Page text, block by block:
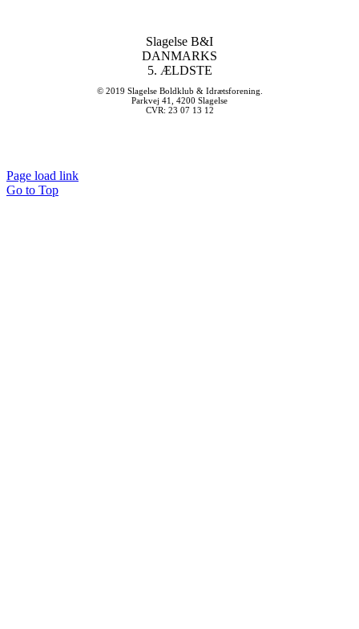
Slagelse B&I
DANMARKS
5. ÆLDSTE
© 2019 Slagelse Boldklub & Idrætsforening.
Parkvej 41, 4200 Slagelse
CVR: 23 07 13 12
Page load link
Go to Top